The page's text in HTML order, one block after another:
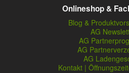
Onlineshop &
Blog &
AG
AG
AG
AG
Kontakt |